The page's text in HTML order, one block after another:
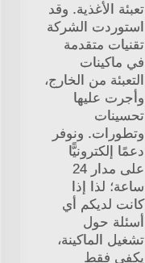
تعبئة الأغذية. وقد
استوردت الشركة
تقنيات متقدمة
في ماكينات
التعبئة من الخارج،
وأجرت عليها
تحسينات
وتطورات. ونوفر
دعمًا إلكترونيًّا
على مدار 24
ساعة؛ لذا إذا
كانت لديكم أي
أسئلة حول
تشغيل الماكينة،
يكفي فقط